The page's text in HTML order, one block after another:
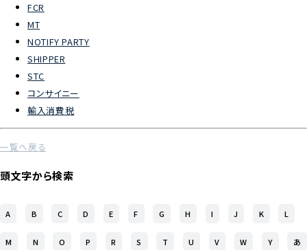
FCR
MT
NOTIFY PARTY
SHIPPER
STC
コンサイニー
輸入消費税
一覧へ戻る
頭文字から検索
A B C D E F G H I J K L
M N O P R S T U V W Y あ